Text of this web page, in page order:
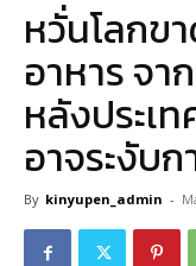
หวั่นโลกข
อาหาร จา
หลังประเ
อาจระงับ
By kinyupen_admin -